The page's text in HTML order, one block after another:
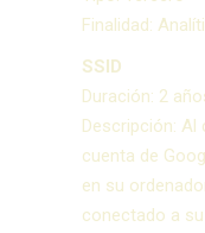
Finalidad:
SSID
Duración: 2
Descripción: Al
cuenta de
en su
conectado a